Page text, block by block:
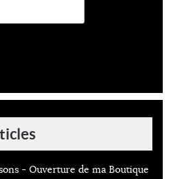
- Ouverture de ma Boutique